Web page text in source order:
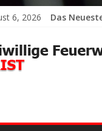
6, 2026 Das